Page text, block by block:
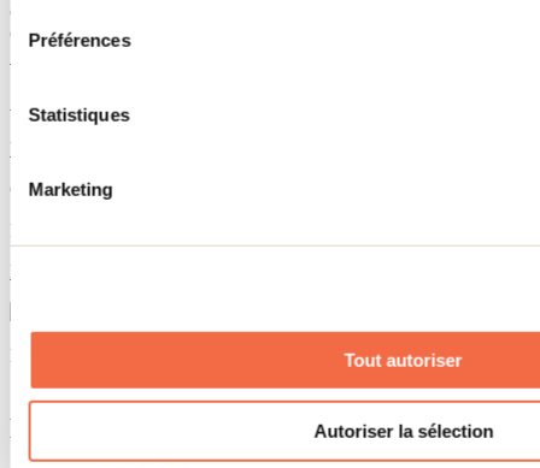
Préférences
Statistiques
Marketing
Tout autoriser
Autoriser la sélection
Chemin des Venne (suivre indications), Saint-Côme
GPS : 46.308132, -73.760637
Applications et documents
Voir la carte
Cet attrait fait partie de
Raquette - Parc régional de la Chute-à-Bull
En savoir plus
Sentier du Belvédère Visualiser dans Google Map
Besoin d'information?
Menu pied de page